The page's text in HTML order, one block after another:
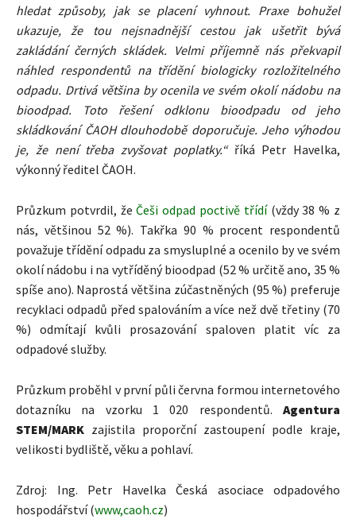
hledat způsoby, jak se placení vyhnout. Praxe bohužel
ukazuje, že tou nejsnadnější cestou jak ušetřit bývá
zakládání černých skládek. Velmi příjemně nás překvapil
náhled respondentů na třídění biologicky rozložitelného
odpadu. Drtivá většina by ocenila ve svém okolí nádobu na
bioodpad. Toto řešení odklonu bioodpadu od jeho
skládkování ČAOH dlouhodobě doporučuje. Jeho výhodou
je, že není třeba zvyšovat poplatky.“říká Petr Havelka,
výkonný ředitel ČAOH.
Průzkum potvrdil, žeČeši odpad poctivě třídí(vždy 38 % z
nás, většinou 52 %). Takřka 90 % procent respondentů
považuje třídění odpadu za smysluplné a ocenilo by ve svém
okolí nádobu i na vytříděný bioodpad (52 % určitě ano, 35 %
spíše ano). Naprostá většina zúčastněných (95 %) preferuje
recyklaci odpadů před spalováním a více než dvě třetiny (70
%) odmítají kvůli prosazování spaloven platit víc za
odpadové služby.
Průzkum proběhl v první půli června formou internetového
dotazníku na vzorku 1 020 respondentů. Agentura
STEM/MARK zajistila proporční zastoupení podle kraje,
velikosti bydliště, věku a pohlaví.
Zdroj: Ing. Petr Havelka Česká asociace odpadového
hospodářství (www,caoh.cz)